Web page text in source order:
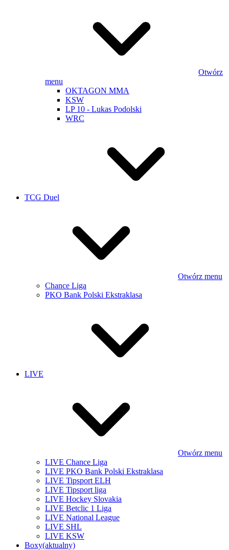
Otwórz
menu
OKTAGON MMA
KSW
LP 10 - Lukas Podolski
WRC
TCG Duel
Otwórz menu
Chance Liga
PKO Bank Polski Ekstraklasa
LIVE
Otwórz menu
LIVE Chance Liga
LIVE PKO Bank Polski Ekstraklasa
LIVE Tipsport ELH
LIVE Tipsport liga
LIVE Hockey Slovakia
LIVE Betclic 1 Liga
LIVE National League
LIVE SHL
LIVE KSW
Boxy(aktualny)